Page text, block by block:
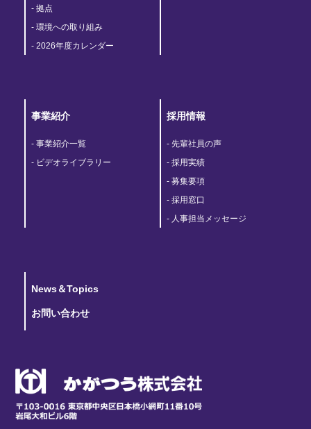
拠点
環境への取り組み
2026年度カレンダー
事業紹介
事業紹介一覧
ビデオライブラリー
採用情報
先輩社員の声
採用実績
募集要項
採用窓口
人事担当メッセージ
News＆Topics
お問い合わせ